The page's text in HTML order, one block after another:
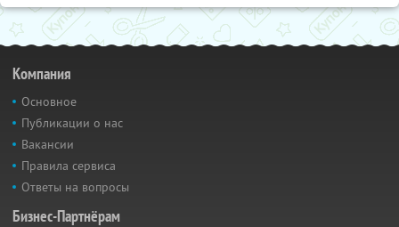
Компания
Основное
Публикации о нас
Вакансии
Правила сервиса
Ответы на вопросы
Бизнес-Партнёрам